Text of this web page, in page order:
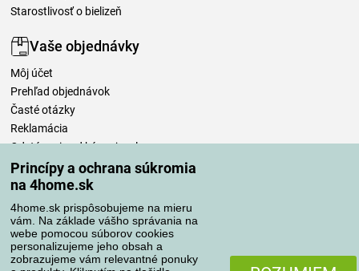
Princípy a ochrana súkromia
na 4home.sk
4home.sk prispôsobujeme na mieru
vám. Na základe vášho správania na
webe pomocou súborov cookies
personalizujeme jeho obsah a
zobrazujeme vám relevantné ponuky
Starostlivosť o bielizeň
Vaše objednávky
Môj účet
Prehľad objednávok
Časté otázky
Reklamácia
Odstúpenie od kúpnej zmluvy
Pravidlá spracovania recenzií
Spôsoby dopravy
Spôsoby platby